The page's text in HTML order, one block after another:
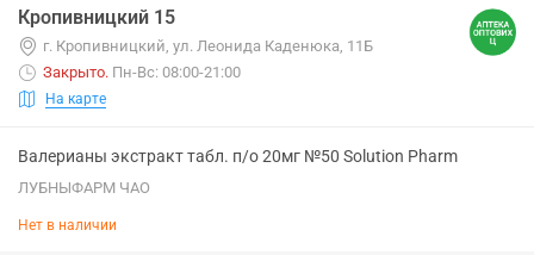
Кропивницкий 15
г. Кропивницкий, ул. Леонида Каденюка, 11Б
Закрыто. Пн-Вс: 08:00-21:00
На карте
Валерианы экстракт табл. п/о 20мг №50 Solution Pharm
ЛУБНЫФАРМ ЧАО
Нет в наличии